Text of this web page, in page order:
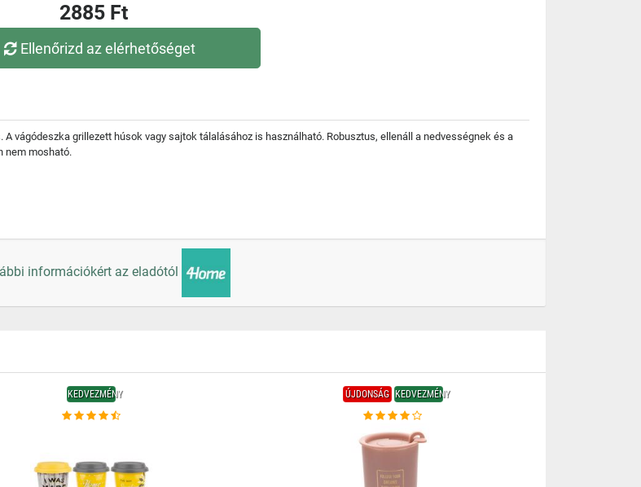
2885 Ft
Ellenőrizd az elérhetőséget
vágódeszka grillezett húsok vagy sajtok tálalásához is használható. Robusztus, ellenáll a nedvességnek és a
nem mosható.
információkért az eladótól
KEDVEZMÉNY ÚJDONSÁG KEDVEZMÉNY